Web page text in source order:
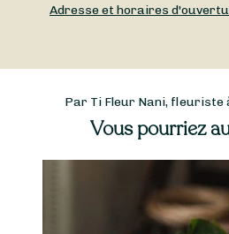
Adresse et horaires
Par Ti Fleur Nani, fleuriste
Vous pourriez